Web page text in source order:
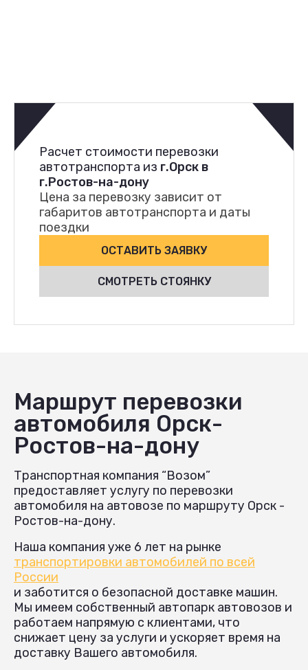
Расчет стоимости перевозки
автотранспорта из г.Орск в
г.Ростов-на-дону
Цена за перевозку зависит от
габаритов автотранспорта и даты
поездки
ОСТАВИТЬ ЗАЯВКУ
СМОТРЕТЬ СТОЯНКУ
Маршрут перевозки
автомобиля Орск-
Ростов-на-дону
Транспортная компания “Возом”
предоставляет услугу по перевозки
автомобиля на автовозе по маршруту Орск -
Ростов-на-дону.
Наша компания уже 6 лет на рынке
транспортировки автомобилей по всей
России
и заботится о безопасной доставке машин.
Мы имеем собственный автопарк автовозов и
работаем напрямую с клиентами, что
снижает цену за услуги и ускоряет время на
доставку Вашего автомобиля.